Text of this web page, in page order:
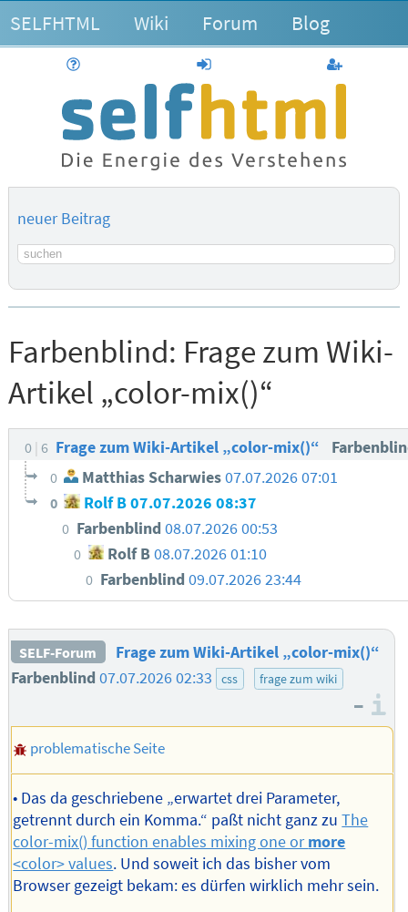
SELFHTML Wiki Forum Blog
anmelden
neuer Beitrag
Suchbegriff
Farbenblind: Frage zum Wiki-
Artikel „color-mix()“
0 6 Frage zum Wiki-Artikel „color-mix()“
0 Matthias Scharwies07.07.2026 07:01
0 Rolf B07.07.2026 08:37
0 Farbenblind 08.07.2026 00:53
0 Rolf B 08.07.2026 01:10
0 Farbenblind09.07.2026 23:44
SELF-Forum
Frage zum Wiki-Artikel „color-mix()“
Farbenblind 07.07.2026 02:33 css frage zum wiki
–
problematische Seite
• Das da geschriebene „erwartet drei Parameter,
getrennt durch ein Komma.“ paßt nicht ganz zuThe
color-mix() function enables mixing one ormore
<color> values. Und soweit ich das bisher vom
Browser gezeigt bekam: es dürfen wirklich mehr sein.